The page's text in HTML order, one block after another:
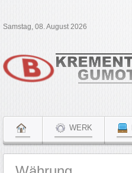
Samstag, 08. August 2026
WERK